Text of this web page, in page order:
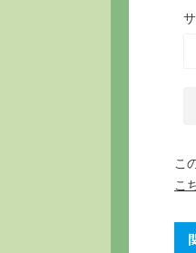
こ
こ